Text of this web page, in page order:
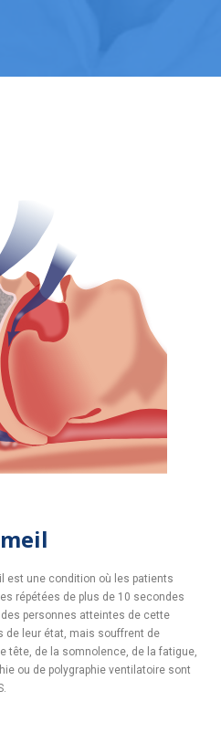
est une condition où les patients
répétées de plus de 10 secondes
personnes atteintes de cette
de leur état, mais souffrent de
tête, de la somnolence, de la fatigue,
ou de polygraphie ventilatoire sont